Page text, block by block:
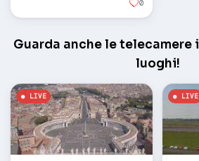
0
Guarda anche le
luoghi!